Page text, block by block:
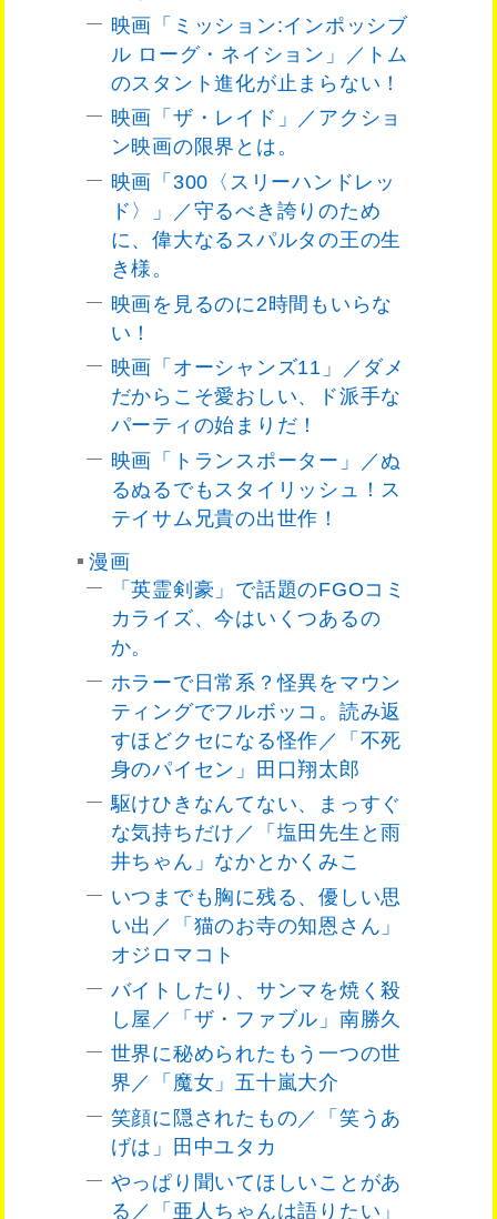
映画「ミッション:インポッシブ
ル ローグ・ネイション」／トム
のスタント進化が止まらない！
映画「ザ・レイド」／アクショ
ン映画の限界とは。
映画「300〈スリーハンドレッ
ド〉」／守るべき誇りのため
に、偉大なるスパルタの王の生
き様。
映画を見るのに2時間もいらな
い！
映画「オーシャンズ11」／ダメ
だからこそ愛おしい、ド派手な
パーティの始まりだ！
映画「トランスポーター」／ぬ
るぬるでもスタイリッシュ！ス
テイサム兄貴の出世作！
漫画
「英霊剣豪」で話題のFGOコミ
カライズ、今はいくつあるの
か。
ホラーで日常系？怪異をマウン
ティングでフルボッコ。読み返
すほどクセになる怪作／「不死
身のパイセン」田口翔太郎
駆けひきなんてない、まっすぐ
な気持ちだけ／「塩田先生と雨
井ちゃん」なかとかくみこ
いつまでも胸に残る、優しい思
い出／「猫のお寺の知恩さん」
オジロマコト
バイトしたり、サンマを焼く殺
し屋／「ザ・ファブル」南勝久
世界に秘められたもう一つの世
界／「魔女」五十嵐大介
笑顔に隠されたもの／「笑うあ
げは」田中ユタカ
やっぱり聞いてほしいことがあ
る／「亜人ちゃんは語りたい」